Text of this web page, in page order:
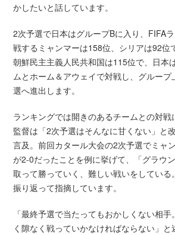
かしたいと話しています。
2次予選で日本はグループBに入り、FIFA
戦するミャンマーは158位、シリアは92位
朝鮮民主主義人民共和国は115位で、日本
ムとホーム＆アウェイで対戦し、グルー
選へ進出します。
ランキングでは開きのあるチームとの対
監督は「2次予選はそんなに甘くない」と
言及。前回カタール大会の2次予選でミャ
が2-0だったことを例に挙げて、「グラウ
取って勝っていく、難しい戦いをしている
振り返って指摘しています。
「最終予選で当たってもおかしくない相
く隙なく戦っていかなければならない」